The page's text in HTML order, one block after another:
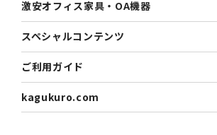
激安オフィス家具・OA機器
スペシャルコンテンツ
ご利用ガイド
kagukuro.com